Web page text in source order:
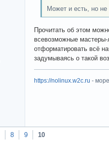
Может и есть, но не
Прочитать об этом
всевозможные мастеры-
отформатировать всё
задумываясь о такой
https://nolinux.w2c.ru -
8 9 10